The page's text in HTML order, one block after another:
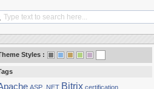
Styles :
ASP .NET Bitrix certification